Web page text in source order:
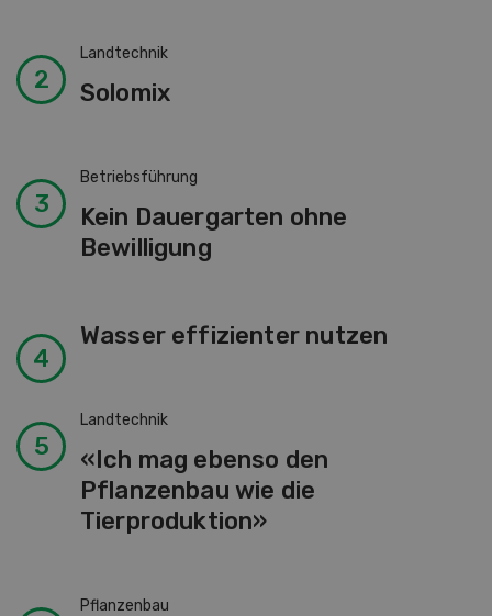
Landtechnik
Solomix
Betriebsführung
Kein Dauergarten ohne
Bewilligung
Wasser effizienter nutzen
Landtechnik
«Ich mag ebenso den
Pflanzenbau wie die
Tierproduktion»
Pflanzenbau